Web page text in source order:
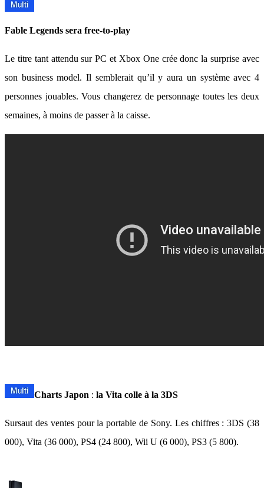
Fable Legends sera free-to-play
Le titre tant attendu sur PC et Xbox One crée donc la surprise avec
son business model. Il semblerait qu’il y aura un système avec 4
personnes jouables. Vous changerez de personnage toutes les deux
semaines, à moins de passer à la caisse.
Charts Japon : la Vita colle à la 3DS
Sursaut des ventes pour la portable de Sony. Les chiffres : 3DS (38
000), Vita (36 000), PS4 (24 800), Wii U (6 000), PS3 (5 800).